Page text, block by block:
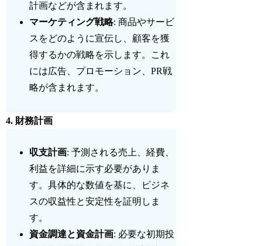
計画などが含まれます。
マーケティング戦略: 商品やサービ
スをどのように宣伝し、顧客を獲
得するかの戦略を示します。これ
には広告、プロモーション、PR戦
略が含まれます。
4. 財務計画
収支計画: 予測される売上、経費、
利益を詳細に示す必要がありま
す。具体的な数値を基に、
ビジネ
スの収益性と安定性を証明しま
す。
資金調達と資金計画: 必要な初期投